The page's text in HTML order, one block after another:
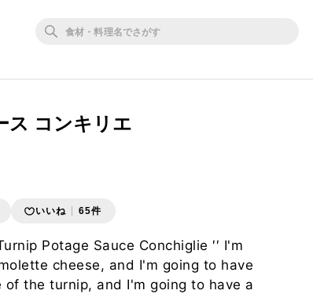
ス コンキリエ
いいね 65件
Potage Sauce Conchiglie ′′ I'm
cheese, and I'm going to have
the turnip, and I'm going to have a